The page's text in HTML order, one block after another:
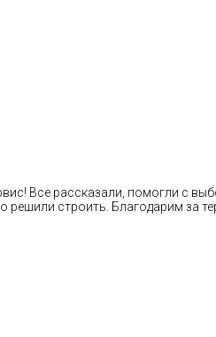
Все рассказали, помогли с
решили строить. Благодарим за